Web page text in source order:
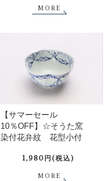
MORE
【サマーセール
10％OFF】☆そうた窯
染付花弁紋 花型小付
1,980円(税込)
MORE